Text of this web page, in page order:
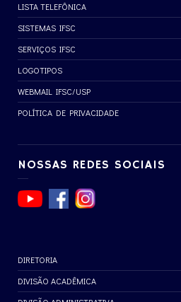
LISTA TELEFÔNICA
SISTEMAS IFSC
SERVIÇOS IFSC
LOGOTIPOS
WEBMAIL IFSC/USP
POLÍTICA DE PRIVACIDADE
NOSSAS REDES SOCIAIS
DIRETORIA
DIVISÃO ACADÊMICA